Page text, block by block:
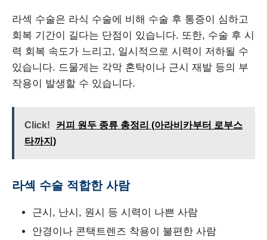
라섹 수술은 라식 수술에 비해 수술 후 통증이 심하고
회복 기간이 길다는 단점이 있습니다. 또한, 수술 후 시
력 회복 속도가 느리고, 일시적으로 시력이 저하될 수
있습니다. 드물게는 각막 혼탁이나 근시 재발 등의 부
작용이 발생할 수 있습니다.
Click!
커피 원두 종류 총정리 (아라비카부터 로부스
타까지)
라섹 수술 적합한 사람
근시, 난시, 원시 등 시력이 나쁜 사람
안경이나 콘택트렌즈 착용이 불편한 사람